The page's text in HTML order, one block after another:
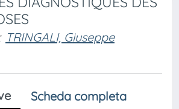
TRINGALI, Giuseppe
Scheda completa